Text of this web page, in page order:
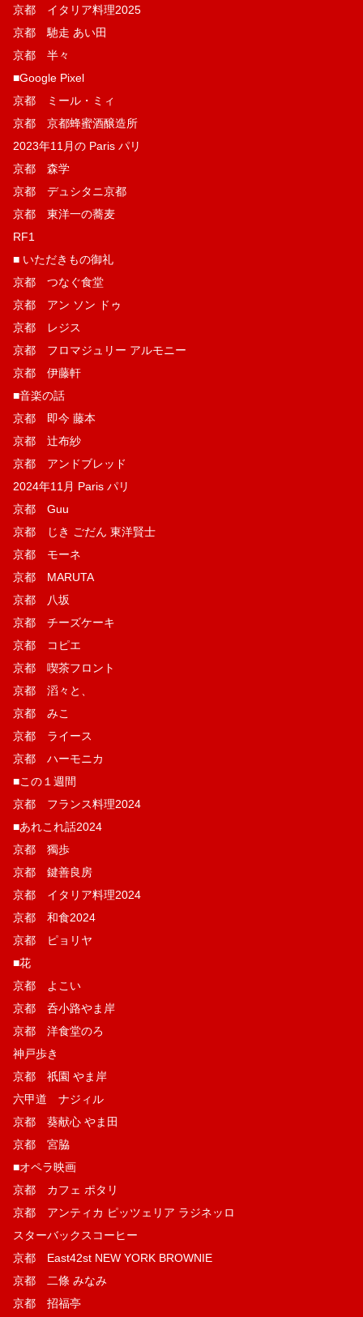
京都 イタリア料理2025
京都 馳走 あい田
京都 半々
■Google Pixel
京都 ミール・ミィ
京都 京都蜂蜜酒醸造所
2023年11月の Paris パリ
京都 森学
京都 デュシタニ京都
京都 東洋一の蕎麦
RF1
■ いただきもの御礼
京都 つなぐ食堂
京都 アン ソン ドゥ
京都 レジス
京都 フロマジュリー アルモニー
京都 伊藤軒
■音楽の話
京都 即今 藤本
京都 辻布紗
京都 アンドブレッド
2024年11月 Paris パリ
京都 Guu
京都 じき ごだん 東洋賢士
京都 モーネ
京都 MARUTA
京都 八坂
京都 チーズケーキ
京都 コピエ
京都 喫茶フロント
京都 滔々と、
京都 みこ
京都 ライース
京都 ハーモニカ
■この１週間
京都 フランス料理2024
■あれこれ話2024
京都 獨歩
京都 鍵善良房
京都 イタリア料理2024
京都 和食2024
京都 ピョリヤ
■花
京都 よこい
京都 呑小路やま岸
京都 洋食堂のろ
神戸歩き
京都 祇園 やま岸
六甲道 ナジィル
京都 葵献心 やま田
京都 宮脇
■オペラ映画
京都 カフェ ポタリ
京都 アンティカ ピッツェリア ラジネッロ
スターバックスコーヒー
京都 East42st NEW YORK BROWNIE
京都 二條 みなみ
京都 招福亭